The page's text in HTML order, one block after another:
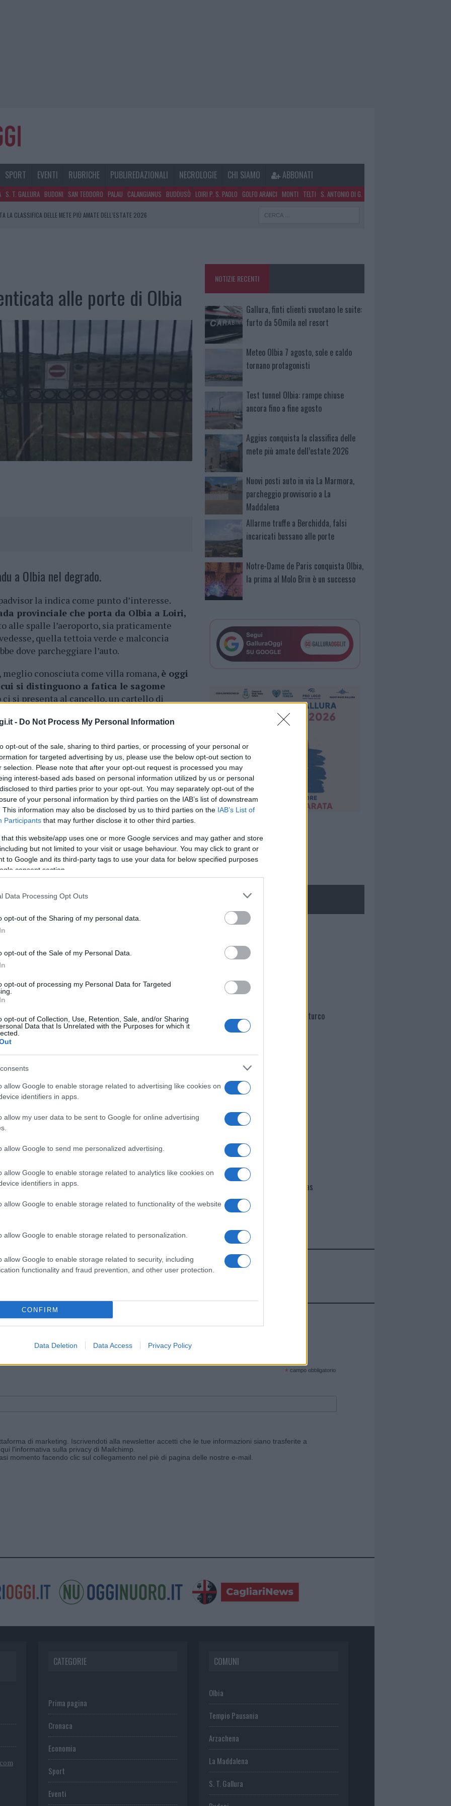
- Do Not Process My Personal Information
opt-out of the sale, sharing to third parties, or processing of your personal or
for targeted advertising by us, please use the below opt-out section to
selection. Please note that after your opt-out request is processed you may
interest-based ads based on personal information utilized by us or personal
to third parties prior to your opt-out. You may separately opt-out of the
of your personal information by third parties on the IAB’s list of downstream
This information may also be disclosed by us to third parties on the IAB’s List of
Participants that may further disclose it to other third parties.
that this website/app uses one or more Google services and may gather and store
but not limited to your visit or usage behaviour. You may click to grant or
to Google and its third-party tags to use your data for below specified purposes
consent section.
Data Processing Opt Outs
opt-out of the Sharing of my personal data.
opt-out of the Sale of my Personal Data.
opt-out of processing my Personal Data for Targeted
opt-out of Collection, Use, Retention, Sale, and/or Sharing
Data that Is Unrelated with the Purposes for which it
allow Google to enable storage related to advertising like cookies on
identifiers in apps.
allow my user data to be sent to Google for online advertising
allow Google to send me personalized advertising.
allow Google to enable storage related to analytics like cookies on
identifiers in apps.
allow Google to enable storage related to functionality of the website
allow Google to enable storage related to personalization.
allow Google to enable storage related to security, including
functionality and fraud prevention, and other user protection.
CONFIRM
Data Deletion Data Access Privacy Policy
SPORT EVENTI RUBRICHE PUBLIREDAZIONALI NECROLOGIE CHI SIAMO ABBONATI
S. T. GALLURA BUDONI SAN TEODORO PALAU CALANGIANUS BUDDUSÒ LOIRI P. S. PAOLO GOLFO ARANCI MONTI TELTI S. ANTONIO DI G.
LA CLASSIFICA DELLE METE PIÙ AMATE DELL’ESTATE 2026
alle porte di Olbia
a Olbia nel degrado.
la indica come punto d’interesse.
provinciale che porta da Olbia a Loiri,
alle spalle l’aeroporto, sia praticamente
quella tettoia verde e malconcia
dove parcheggiare l’auto.
meglio conosciuta come villa romana, è oggi
si distinguono a fatica le sagome
ci si presenta al cancello, un cartello di
Ma poi alle parole non seguono i fatti,
l’accesso ai più determinati.
facevano ben promettere. Gli
ennesimo esempio del passato romano di
dell’antica villa, fatta da un corpo
Gli scavi avevano anche restituito
segni di torchi e vasche per la produzione di
riusciti a capire che la residenza, di forma
e che avevaanche un terrazzo da cui i
tutto il fondo. Una storia che ora
coperta com’è dalla terra e dalle
NOTIZIE RECENTI
Gallura, finti clienti svuotano le suite:
furto da 50mila nel resort
Meteo Olbia 7 agosto, sole e caldo
tornano protagonisti
Test tunnel Olbia: rampe chiuse
ancora fino a fine agosto
Aggius conquista la classifica delle
mete più amate dell’estate 2026
Nuovi posti auto in via La Marmora,
parcheggio provvisorio a La
Maddalena
Allarme truffe a Berchidda, falsi
incaricati bussano alle porte
Notre-Dame de Paris conquista Olbia,
la prima al Molo Brin è un successo
NECROLOGIE
Martina Agostina Diturco
I nostri cari
I nostri cari
Giovannimaria Cabras
Invia un Comunicato Stampa|Pubblicità|Segnala
e ricevi le nostre email periodiche contenenti le ultime notizie pubblicate sul sito web!
* campo obbligatorio
di marketing. Iscrivendoti alla newsletter accetti che le tue informazioni siano trasferite a
l'informativa sulla privacy di Mailchimp
momento facendo clic sul collegamento nel piè di pagina delle nostre e-mail.
CATEGORIE
Prima pagina
Cronaca
Economia
Sport
Eventi
COMUNI
Olbia
Tempio Pausania
Arzachena
La Maddalena
S. T. Gallura